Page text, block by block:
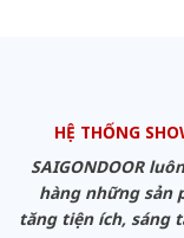
HỆ THỐNG
SAIGONDOOR
hàng những sản
tăng tiện ích, sáng